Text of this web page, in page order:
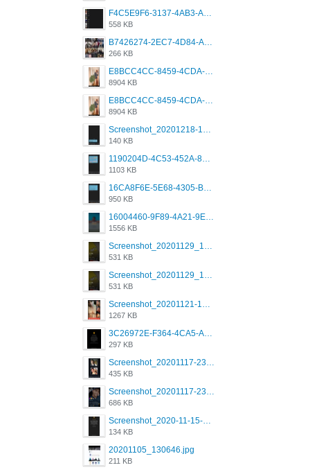
F4C5E9F6-3137-4AB3-A09A-56EE746D2B26.png
558 KB
B7426274-2EC7-4D84-A2E1-0DD49E679BD8.jpeg
266 KB
E8BCC4CC-8459-4CDA-B6E7-8DFB52A46E78.png
8904 KB
E8BCC4CC-8459-4CDA-B6E7-8DFB52A46E78.png
8904 KB
Screenshot_20201218-185122_Grindr.jpg
140 KB
1190204D-4C53-452A-8A31-99534EC38FF8.png
1103 KB
16CA8F6E-5E68-4305-B0FA-1AE58119E639.png
950 KB
16004460-9F89-4A21-9E77-F96C26D4F695.png
1556 KB
Screenshot_20201129_194344_com.grindrapp.android.jpg
531 KB
Screenshot_20201129_194344_com.grindrapp.android.jpg
531 KB
Screenshot_20201121-135006.png
1267 KB
3C26972E-F364-4CA5-A5D2-E0AC042C17D2.png
297 KB
Screenshot_20201117-230735.png
435 KB
Screenshot_20201117-230848.png
686 KB
Screenshot_2020-11-15-22-08-28-34_0b220821f310a9cc22e9def9d32cbfd4.jpg
134 KB
20201105_130646.jpg
211 KB